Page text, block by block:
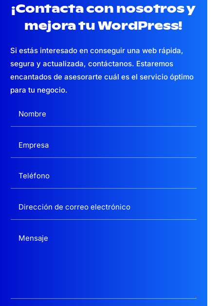
¡Contacta con nosotros y
mejora tu WordPress!
Si estás interesado en conseguir una web rápida,
segura y actualizada, contáctanos. Estaremos
encantados de asesorarte cuál es el servicio óptimo
para tu negocio.